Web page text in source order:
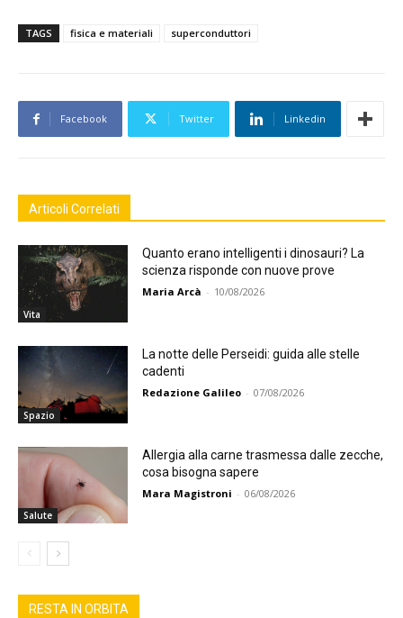
TAGS fisica e materiali superconduttori
Facebook Twitter Linkedin
Articoli Correlati
Vita
Quanto erano intelligenti i dinosauri? La
scienza risponde con nuove prove
Maria Arcà - 10/08/2026
Spazio
La notte delle Perseidi: guida alle stelle
cadenti
Redazione Galileo - 07/08/2026
Salute
Allergia alla carne trasmessa dalle zecche,
cosa bisogna sapere
Mara Magistroni - 06/08/2026
RESTA IN ORBITA